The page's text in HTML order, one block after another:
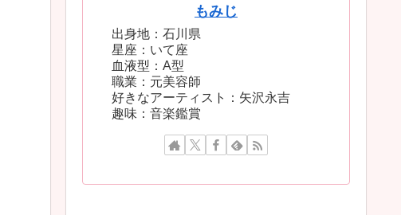
もみじ
出身地：石川県
星座：いて座
血液型：A型
職業：元美容師
好きなアーティスト：矢沢永吉
趣味：音楽鑑賞